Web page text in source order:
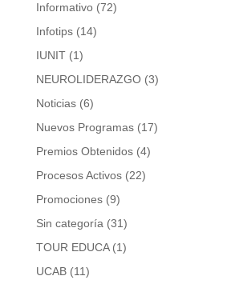
Informativo(72)
Infotips(14)
IUNIT(1)
NEUROLIDERAZGO(3)
Noticias(6)
Nuevos Programas(17)
Premios Obtenidos(4)
Procesos Activos(22)
Promociones(9)
Sin categoría (31)
TOUR EDUCA(1)
UCAB(11)